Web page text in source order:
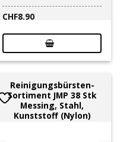
CHF8.90
Reinigungsbürsten-
Sortiment JMP 38 Stk
Messing, Stahl,
Kunststoff (Nylon)